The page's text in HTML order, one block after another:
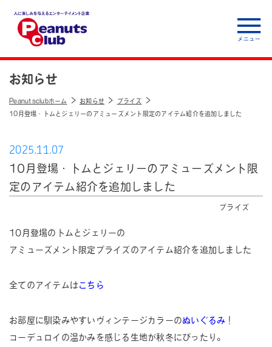
人に楽しみを与えるエ
業 Peanuts club
お知らせ
Peanutsclubホーム お知らせ プライズ
10月登場・トムとジェリーのアミューズメント限定のアイテム紹介を追加しました
2025.11.07
10月登場・トムとジェリーのアミューズメント限
定のアイテム紹介を追加しました
プライズ
10月登場のトムとジェリーの
アミューズメント限定プライズのアイテム紹介を追加しました
全てのアイテムは こちら
お部屋に馴染みやすいヴィンテージカラーのぬいぐるみ ！
コーデュロイの温かみを感じる生地が秋冬にぴったり。